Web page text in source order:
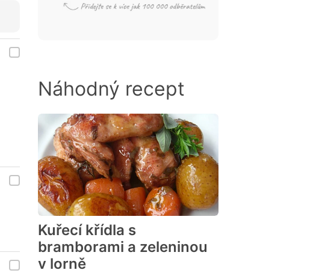
Náhodný recept
Kuřecí křídla s
bramborami a zeleninou
v lorně